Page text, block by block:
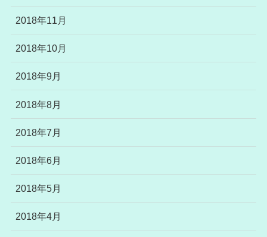
2018年11月
2018年10月
2018年9月
2018年8月
2018年7月
2018年6月
2018年5月
2018年4月